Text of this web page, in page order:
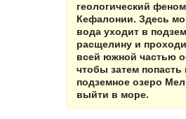
геологический
Кефалонии. Здесь
вода уходит в
расщелину и
всей южной частью
чтобы затем попасть
подземное озеро
выйти в море.